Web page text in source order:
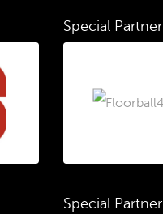
Special Partner
Special Partner